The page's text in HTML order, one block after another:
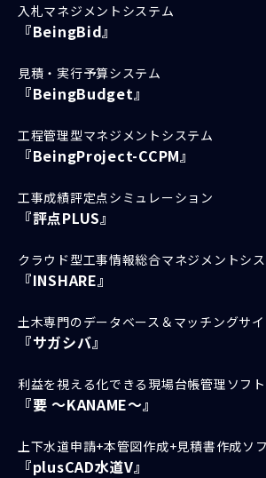
入札マネジメントシステム
『BeingBid』
見積・実行予算システム
『BeingBudget』
工程管理型マネジメントシステム
『BeingProject-CCPM』
工事成績評定点シミュレーション
『評点PLUS』
クラウド型工事情報総合マネジメントシ
『INSHARE』
土木専門のデータベース＆マッチングサイ
『サガシバ』
利益を視える化できる現場台帳管理ソフト
『要 ～KANAME～』
上下水道申請+本管図作成+見積書作成ソ
『plusCAD水道V』